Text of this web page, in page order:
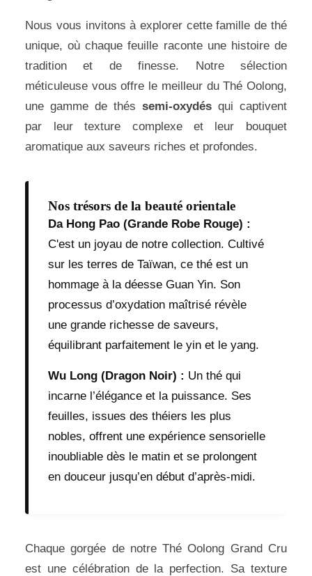
Nous vous invitons à explorer cette famille de thé
unique, où chaque feuille raconte une histoire de
tradition et de finesse. Notre sélection
méticuleuse vous offre le meilleur du Thé Oolong,
une gamme de thés semi-oxydésqui captivent
par leur texture complexe et leur bouquet
aromatique aux saveurs riches et profondes.
Nos trésors de la beauté orientale
Da Hong Pao (Grande Robe Rouge) :
C'est un joyau de notre collection. Cultivé
sur les terres de Taïwan, ce thé est un
hommage à la déesse Guan Yin. Son
processus d’oxydation maîtrisé révèle
une grande richesse de saveurs,
équilibrant parfaitement le yin et le yang.
Wu Long (Dragon Noir) : Un thé qui
incarne l’élégance et la puissance. Ses
feuilles, issues des théiers les plus
nobles, offrent une expérience sensorielle
inoubliable dès le matin et se prolongent
en douceur jusqu’en début d’après-midi.
Chaque gorgée de notre Thé Oolong Grand Cru
est une célébration de la perfection. Sa texture